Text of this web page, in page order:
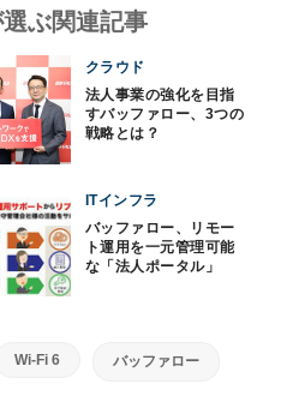
ぶ関連記事
クラウド
法人事業の強化を目指
すバッファロー、3つの
戦略とは？
ITインフラ
バッファロー、リモー
ト運用を一元管理可能
な「法人ポータル」
Wi-Fi 6 バッファロー